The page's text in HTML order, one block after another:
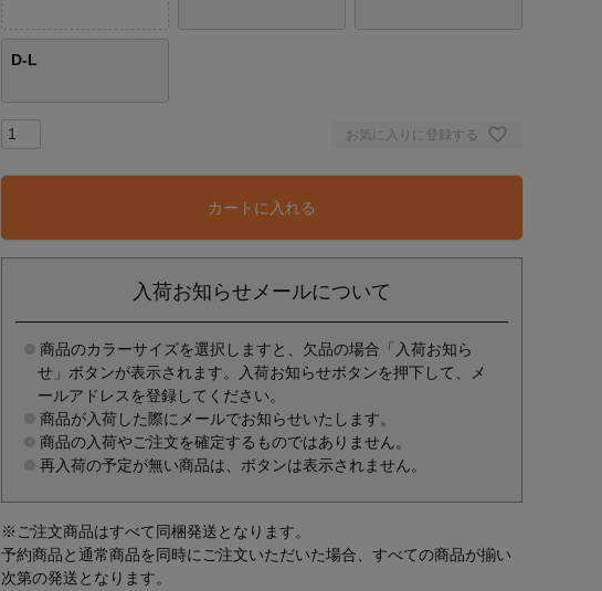
D-L
お気に入りに登録する
カートに入れる
入荷お知らせメールについて
商品のカラーサイズを選択しますと、欠品の場合「入荷お知ら
せ」ボタンが表示されます。入荷お知らせボタンを押下して、メ
ールアドレスを登録してください。
商品が入荷した際にメールでお知らせいたします。
商品の入荷やご注文を確定するものではありません。
再入荷の予定が無い商品は、ボタンは表示されません。
※ご注文商品はすべて同梱発送となります。
予約商品と通常商品を同時にご注文いただいた場合、すべての商品が揃い
次第の発送となります。